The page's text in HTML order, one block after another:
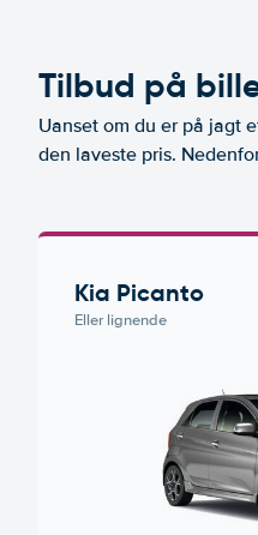
Tilbud på
Uanset om du er på jagt
den laveste pris.
Kia Picanto
Eller lignende